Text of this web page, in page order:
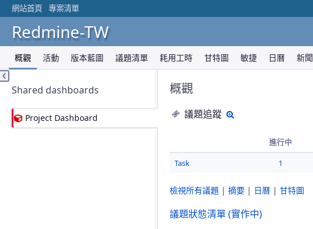
網站首頁 專案清單
Redmine-TW
概觀 活動 版本藍圖 議題清單 耗用工時 甘特圖 敏捷 日曆 新聞
Shared dashboards
Project Dashboard
概觀
議題追蹤
進行中
Task
1
檢視所有議題 | 摘要 | 日曆 | 甘特圖
議題狀態清單 (實作中)